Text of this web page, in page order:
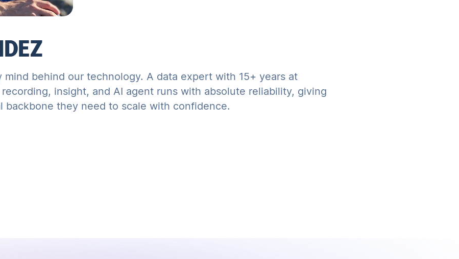
mind behind our technology. A data expert with 15+ years at
insight, and AI agent runs with absolute reliability, giving
backbone they need to scale with confidence.